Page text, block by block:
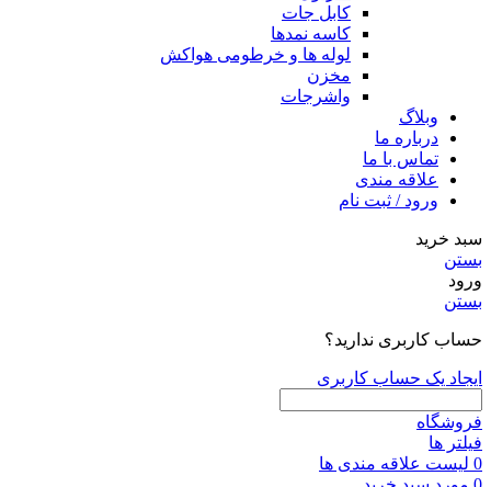
کابل جات
کاسه نمدها
لوله ها و خرطومی هواکش
مخزن
واشرجات
وبلاگ
درباره ما
تماس با ما
علاقه مندی
ورود / ثبت نام
سبد خرید
بستن
ورود
بستن
حساب کاربری ندارید؟
ایجاد یک حساب کاربری
فروشگاه
فیلتر ها
0 لیست علاقه مندی ها